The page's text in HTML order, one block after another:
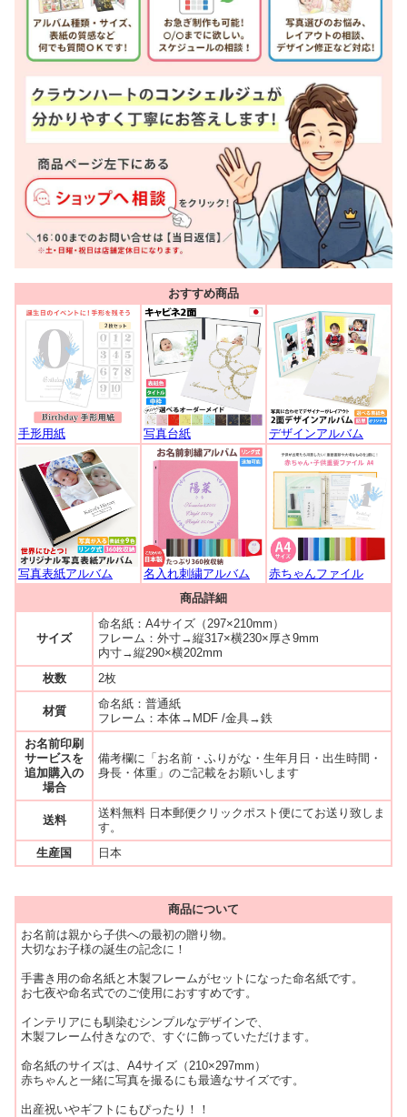
おすすめ商品
手形用紙 写真台紙 デザインアルバム
写真表紙アルバム 名入れ刺繍アルバム
赤ちゃんファイル
商品詳細
サイズ
命名紙：A4サイズ（297×210mm）
フレーム：外寸→縦317×横230×厚さ9mm
内寸→縦290×横202mm
枚数
2枚
材質
命名紙：普通紙
フレーム：本体→MDF /金具→鉄
お名前印刷
サービスを
追加購入の
場合
備考欄に「お名前・ふりがな・生年月日・出生時間・
身長・体重」のご記載をお願いします
送料
送料無料 日本郵便クリックポスト便にてお送り致しま
す。
生産国
日本
商品について
お名前は親から子供への最初の贈り物。
大切なお子様の誕生の記念に！
手書き用の命名紙と木製フレームがセットになった命名紙です。
お七夜や命名式でのご使用におすすめです。
インテリアにも馴染むシンプルなデザインで、
木製フレーム付きなので、すぐに飾っていただけます。
命名紙のサイズは、A4サイズ（210×297mm）
赤ちゃんと一緒に写真を撮るにも最適なサイズです。
出産祝いやギフトにもぴったり！！